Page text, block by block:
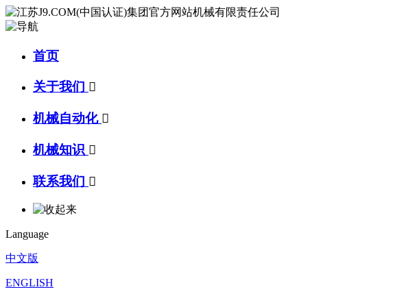
首页
关于我们 
机械自动化 
机械知识 
联系我们 
Language
中文版
ENGLISH